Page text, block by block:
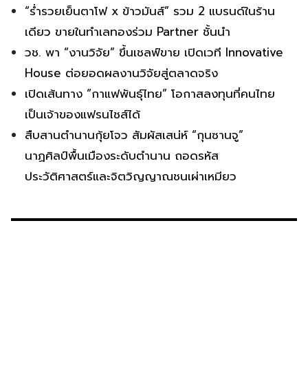
“ร่ำรวยเย็นตาโฟ x ข้าวมันส์” รวม 2 แบรนด์ในร้าน
เดียว ขายในทำเลทองร่วม Partner ชั้นนำ
วช. พา “งานวิจัย” ขึ้นเชลฟ์ขาย เปิดเวที Innovative
House ต่อยอดผลงานวิจัยสู่ตลาดจริง
เปิดเส้นทาง “กาแฟพันธุ์ไทย” โอกาสลงทุนที่คนไทย
เป็นเจ้าของแฟรนไชส์ได้
สืบสานตำนานกุ้ยโจว สัมผัสเสน่ห์ “กุนซานจู”
นาฏศิลป์พื้นเมืองระดับตำนาน ถอดรหัส
ประวัติศาสตร์และจิตวิญญาณชนเผ่าเหมียว